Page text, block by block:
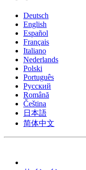
Deutsch
English
Español
Français
Italiano
Nederlands
Polski
Português
Pусский
Română
Čeština
日本語
简体中文